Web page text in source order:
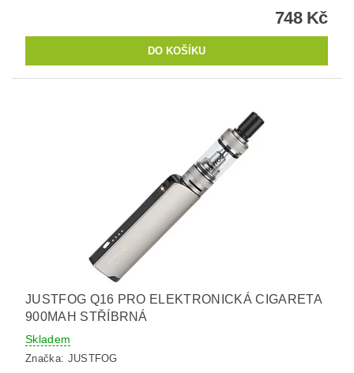
748 Kč
JUSTFOG Q16 PRO ELEKTRONICKÁ CIGARETA
900MAH STŘÍBRNÁ
Skladem
Značka: JUSTFOG